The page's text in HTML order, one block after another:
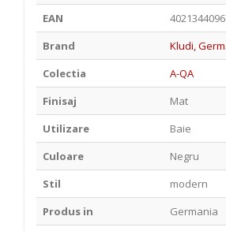
EAN
Brand
Kludi,
Colectia
A-QA
Finisaj
Mat
Utilizare
Baie
Culoare
Negru
Stil
modern
Produs in
Germania